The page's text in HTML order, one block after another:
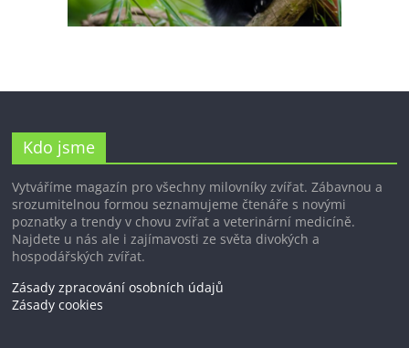
Kdo jsme
Vytváříme magazín pro všechny milovníky zvířat. Zábavnou a
srozumitelnou formou seznamujeme čtenáře s novými
poznatky a trendy v chovu zvířat a veterinární medicíně.
Najdete u nás ale i zajímavosti ze světa divokých a
hospodářských zvířat.
Zásady zpracování osobních údajů
Zásady cookies